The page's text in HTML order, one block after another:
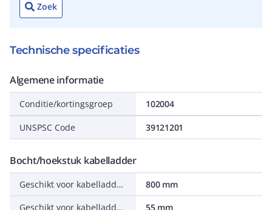
Zoek
Technische specificaties
Algemene informatie
Conditie/kortingsgroep 102004
UNSPSC Code 39121201
Bocht/hoekstuk kabelladder
Geschikt voor kabelladderbreedte
800 mm
Geschikt voor kabelladderhoogte
55 mm